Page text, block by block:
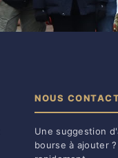
NOUS
Une suggestion
bourse à ajouter